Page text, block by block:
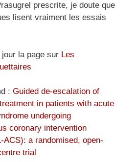
prescrite, je doute que
lisent vraiment les essais
la page sur Les
: Guided de-escalation of
in patients with acute
undergoing
coronary intervention
ACS): a randomised, open-
trial